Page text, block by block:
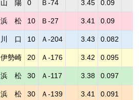
山 陽 0 Ｂ-74 3.45 0.09
浜 松 10 Ｂ-27 3.41 0.09
川 口 10 Ａ-204 3.43 0.082
伊勢崎 20 Ａ-176 3.42 0.095
浜 松 30 Ａ-117 3.38 0.097
浜 松 30 Ａ-139 3.41 0.091